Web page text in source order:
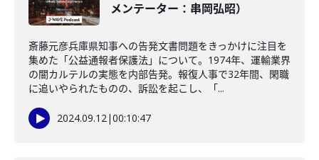
メンテーター：串岡弘昭）
斎藤元彦兵庫県知事への告発文書問題をきっかけに注目を
集めた「公益通報者保護法」について。1974年、運輸業界
の闇カルテルの実態を内部告発。報復人事で32年間、閑職
に追いやられたものの、訴訟を起こし、「...
2024.09.12|00:10:47